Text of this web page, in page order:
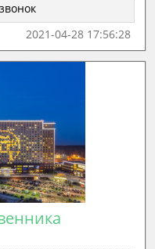
2021-04-28 17:56:28